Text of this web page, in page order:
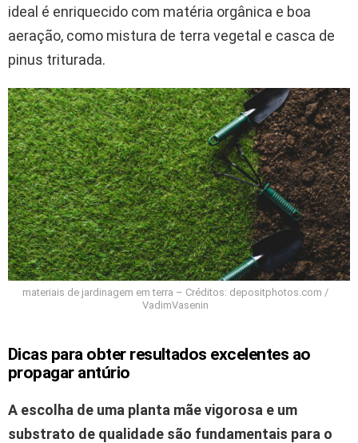
ideal é enriquecido com matéria orgânica e boa
aeração, como mistura de terra vegetal e casca de
pinus triturada.
materiais de jardinagem em terra – Créditos: depositphotos.com /
VadimVasenin
Dicas para obter resultados excelentes ao
propagar antúrio
A escolha de uma planta mãe vigorosa e um
substrato de qualidade são fundamentais para o